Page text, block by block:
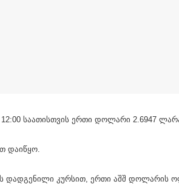
საათისთვის ერთი დოლარი 2.6947
დაიწყო.
დადგენილი კურსით, ერთი აშშ დოლარის